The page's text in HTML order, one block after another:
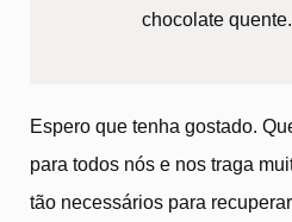
chocolate quente.
Espero que tenha gostado.
para todos nós e nos traga
tão necessários para